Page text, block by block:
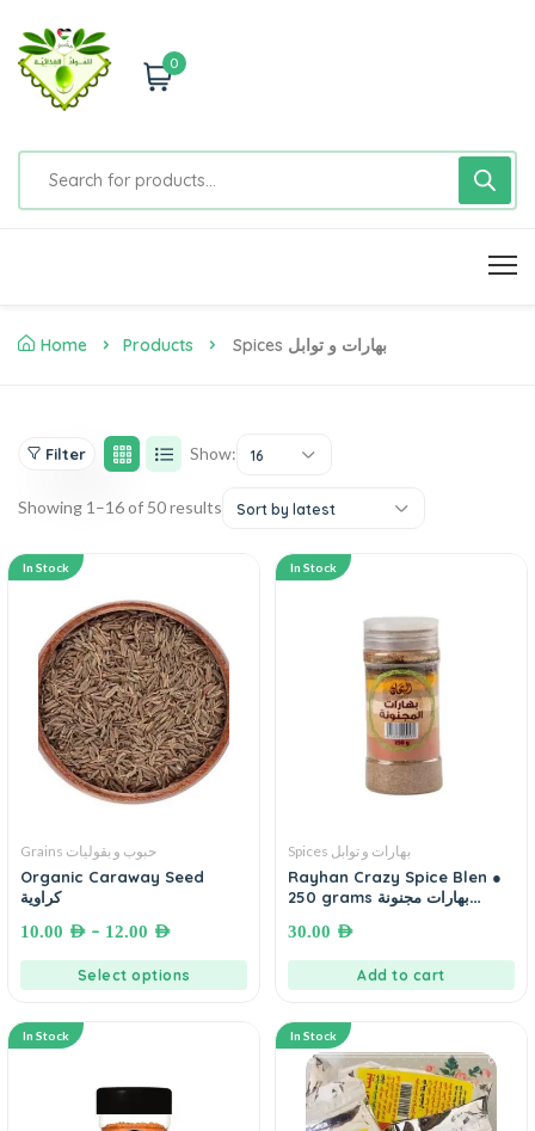
0
Home Products Spices بهارات و توابل
Filter Show: 16
Showing 1–16 of 50 results Sort by latest
In Stock
Grains حبوب و بقوليات
Organic Caraway Seed
كراوية
10.00 AED – 12.00 AED
Select options
In Stock
Spices بهارات و توابل
Rayhan Crazy Spice Blen ●
250 grams بهارات مجنونة
30.00 AED
Add to cart
In Stock In Stock